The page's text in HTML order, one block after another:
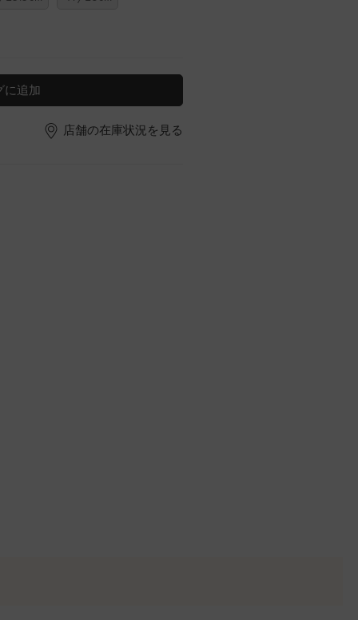
に追加
店舗の在庫状況を見る